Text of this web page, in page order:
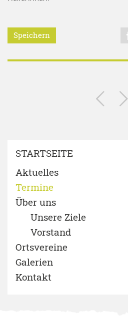
Speichern
STARTSEITE
Aktuelles
Termine
Über uns
Unsere Ziele
Vorstand
Ortsvereine
Galerien
Kontakt